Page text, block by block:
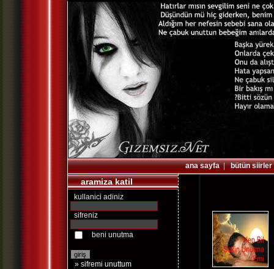
ana sayfa|bütün siirler
aramiza katil
kullanici adiniz
sifreniz
beni unutma
» sifremi unuttum